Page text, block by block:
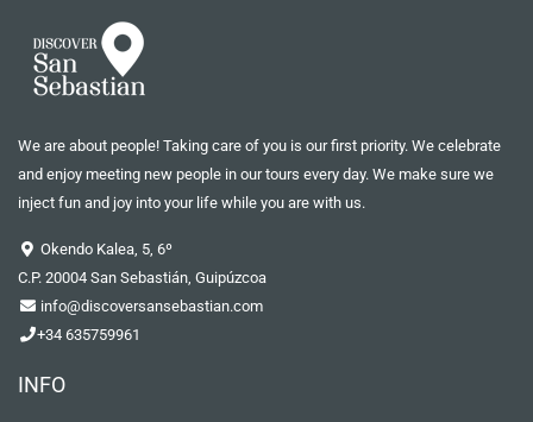
We are about people! Taking care of you is our first priority. We celebrate
and enjoy meeting new people in our tours every day. We make sure we
inject fun and joy into your life while you are with us.
Okendo Kalea, 5, 6º
C.P. 20004 San Sebastián, Guipúzcoa
info@discoversansebastian.com
+34 635759961
INFO